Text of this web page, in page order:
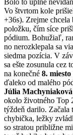
Vo štvrtom kole
+36s). Zrejme chcela
položku, čím síce
pódium. Bohužiaľ,
no nerozklepala sa
siedma pozícia. V
sa ešte zosunula cez
na konečné 8. miesto
ďaleko od malého
Júlia Machyniaková
okolo životného Top
týždeň darilo. Začala
chybička, ležky
so stratou približne